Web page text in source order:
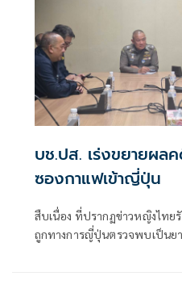
บช.ปส. เร่งขยายผล
ซองกาแฟเข้าญี่ปุ่น
สืบเนื่อง ที่ปรากฏข่าวหญิงไทย
ถูกทางการญี่ปุ่นตรวจพบเป็นย